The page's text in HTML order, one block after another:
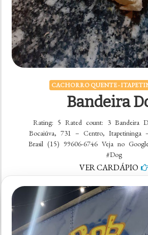
CACHORRO QUENTE -
Bandeira
Rating: 5 Rated count: 3 Bandeira
Bocaiúva, 731 – Centro, Itapetininga
Brasil (15) 99606-6746 Veja no
#Dog
VER CARDÁPIO
1 comentárioem